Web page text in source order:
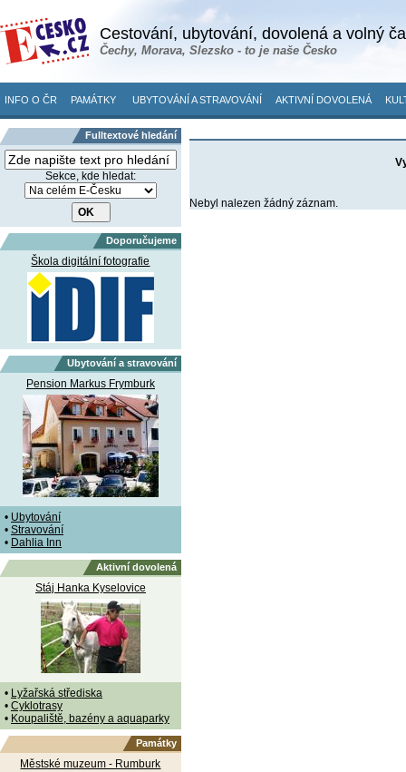
Cestování, ubytování, dovolená a volný
Čechy, Morava, Slezsko - to je naše Česko
INFO O ČR PAMÁTKY UBYTOVÁNÍ A STRAVOVÁNÍ AKTIVNÍ DOVOLENÁ
Fulltextové hledání
Sekce, kde hledat:
Doporučujeme
Škola digitální fotografie
Ubytování a stravování
Pension Markus Frymburk
• Ubytování
• Stravování
• Dahlia Inn
Aktivní dovolená
Stáj Hanka Kyselovice
• Lyžařská střediska
• Cyklotrasy
• Koupaliště, bazény a aquaparky
Památky
Městské muzeum - Rumburk
Nebyl nalezen žádný záznam.